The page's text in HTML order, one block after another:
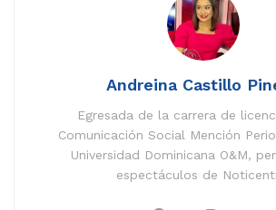
Andreina Castillo
Egresada de la carrera de
Comunicación Social Mención
Universidad Dominicana O&M,
espectáculos de